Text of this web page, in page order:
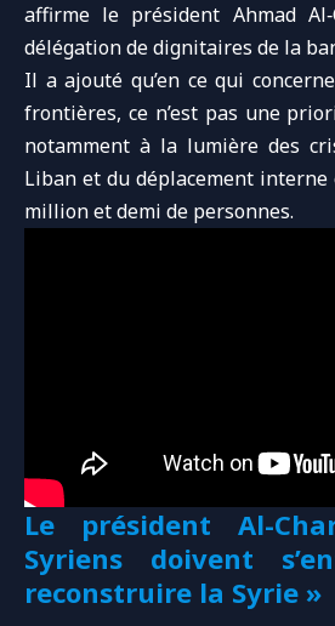
affirme le président Ahmad
délégation de dignitaires de la
Il a ajouté qu’en ce qui
frontières, ce n’est pas une
notamment à la lumière des
Liban et du déplacement
million et demi de personnes.
Le président Al-
Syriens doivent
reconstruire la Syrie »